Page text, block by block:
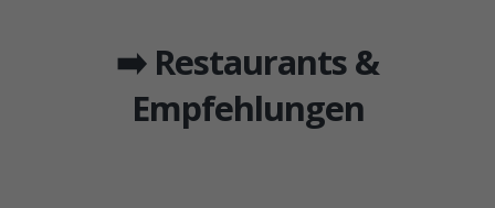
➡️ Restaurants &
Empfehlungen